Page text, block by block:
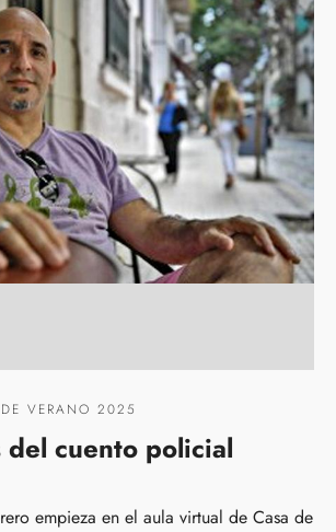
DE VERANO 2025
del cuento policial
empieza en el aula virtual de Casa de